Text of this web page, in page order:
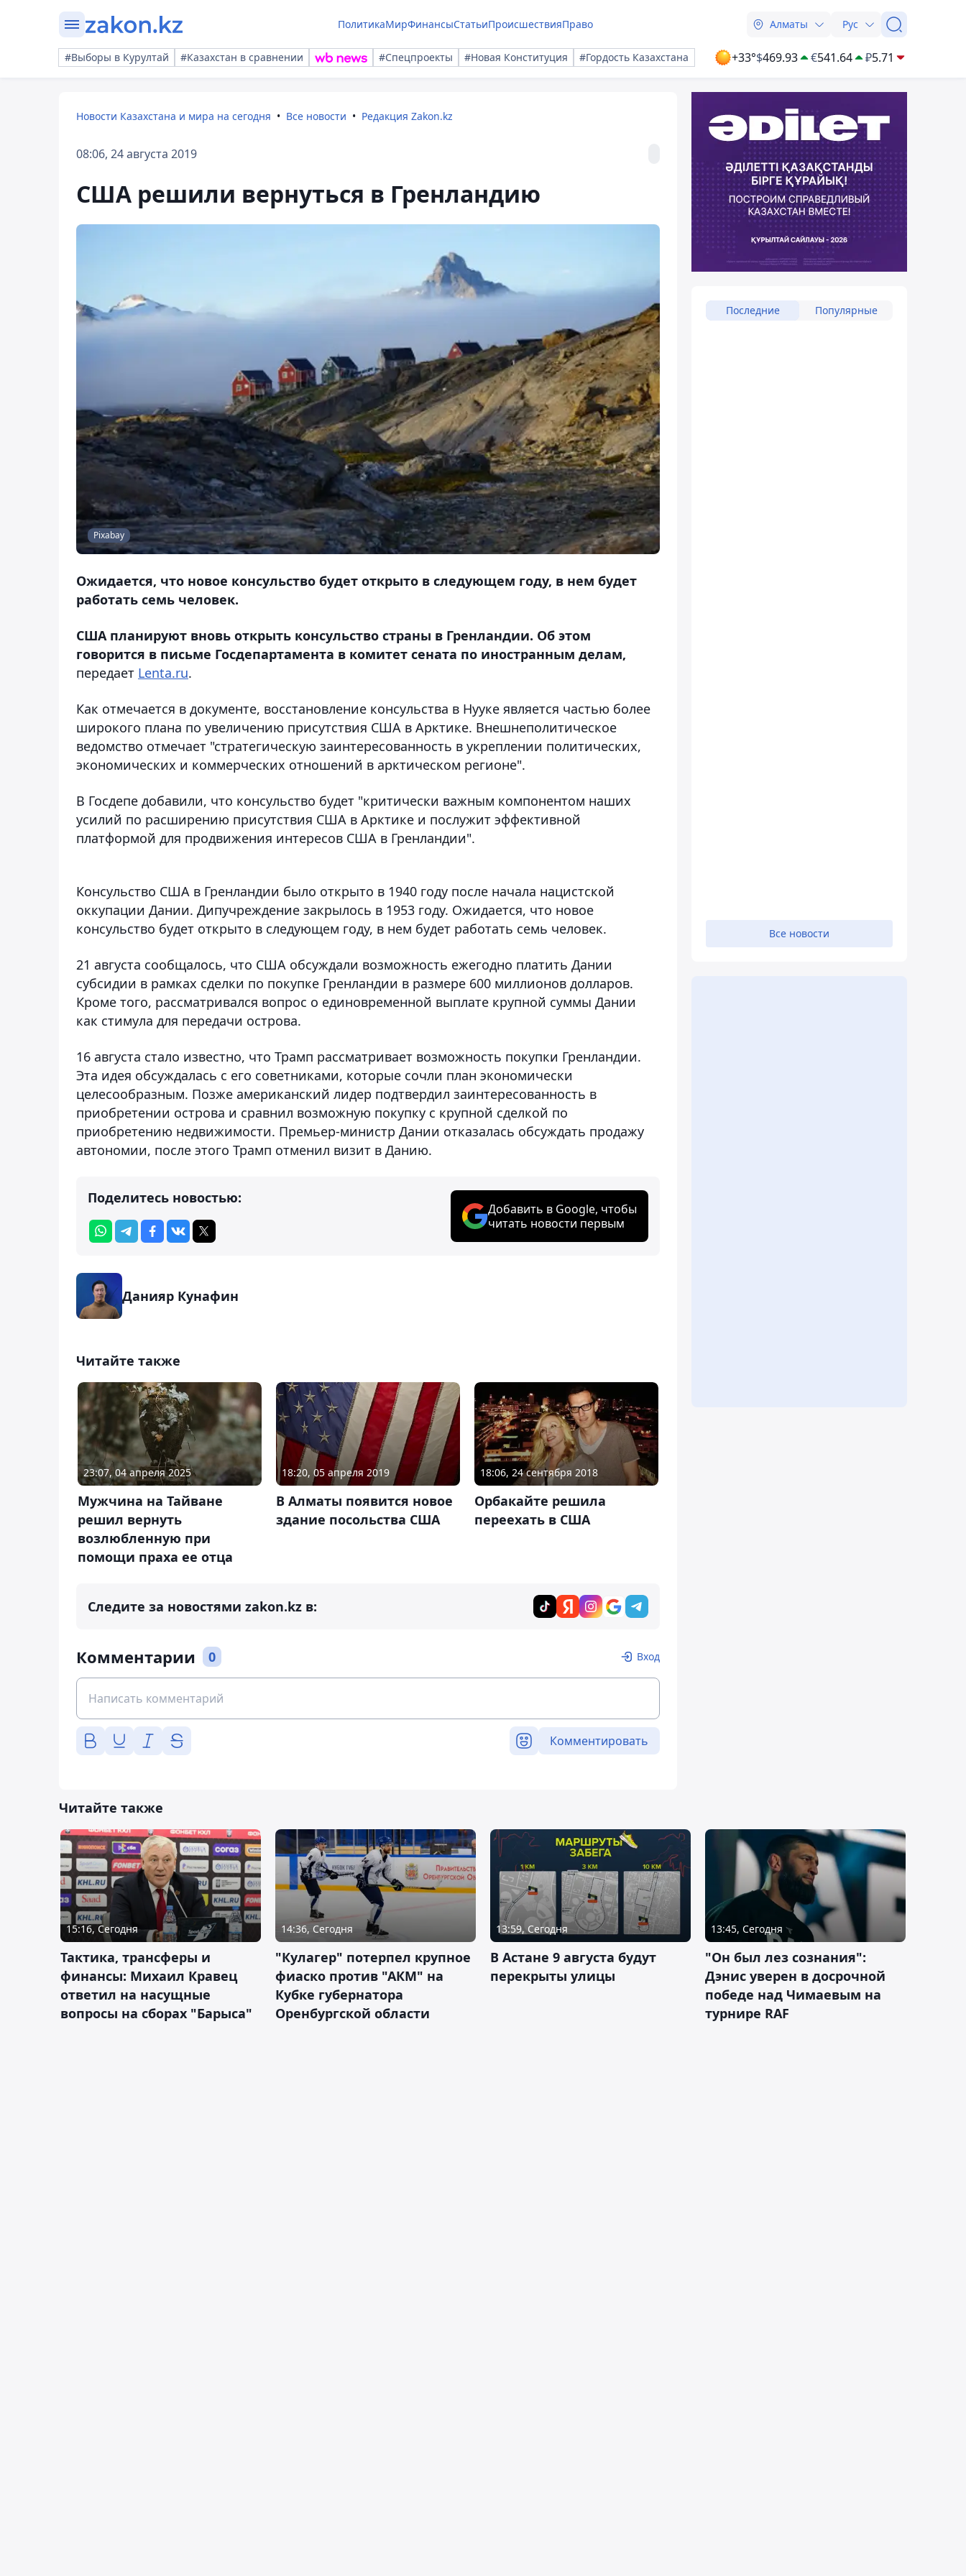
ПолитикаМирФинансыСтатьиПроисшествияПраво Алматы Рус
#Выборы в Курултай #Казахстан в сравнении #Спецпроекты #Новая Конституция #Гордость Казахстана +33°$469.93 €541.64 ₽5.71
Новости Казахстана и мира на сегодня Все новости Редакция Zakon.kz
08:06, 24 августа 2019
США решили вернуться в Гренландию
Pixabay
Ожидается, что новое консульство будет открыто в следующем году, в нем будет
работать семь человек.
США планируют вновь открыть консульство страны в Гренландии. Об этом
говорится в письме Госдепартамента в комитет сената по иностранным делам,
передает Lenta.ru.
Как отмечается в документе, восстановление консульства в Нууке является частью более
широкого плана по увеличению присутствия США в Арктике. Внешнеполитическое
ведомство отмечает "стратегическую заинтересованность в укреплении политических,
экономических и коммерческих отношений в арктическом регионе".
В Госдепе добавили, что консульство будет "критически важным компонентом наших
усилий по расширению присутствия США в Арктике и послужит эффективной
платформой для продвижения интересов США в Гренландии".
Консульство США в Гренландии было открыто в 1940 году после начала нацистской
оккупации Дании. Дипучреждение закрылось в 1953 году. Ожидается, что новое
консульство будет открыто в следующем году, в нем будет работать семь человек.
21 августа сообщалось, что США обсуждали возможность ежегодно платить Дании
субсидии в рамках сделки по покупке Гренландии в размере 600 миллионов долларов.
Кроме того, рассматривался вопрос о единовременной выплате крупной суммы Дании
как стимула для передачи острова.
16 августа стало известно, что Трамп рассматривает возможность покупки Гренландии.
Эта идея обсуждалась с его советниками, которые сочли план экономически
целесообразным. Позже американский лидер подтвердил заинтересованность в
приобретении острова и сравнил возможную покупку с крупной сделкой по
приобретению недвижимости. Премьер-министр Дании отказалась обсуждать продажу
автономии, после этого Трамп отменил визит в Данию.
Поделитесь новостью:
Добавить в Google, чтобы
читать новости первым
Данияр Кунафин
Читайте также
23:07, 04 апреля 2025
Мужчина на Тайване
решил вернуть
возлюбленную при
помощи праха ее отца
18:20, 05 апреля 2019
В Алматы появится новое
здание посольства США
18:06, 24 сентября 2018
Орбакайте решила
переехать в США
Следите за новостями zakon.kz в:
Комментарии 0 Вход
Комментировать
Последние Популярные
Все новости
Читайте также
15:16, Сегодня
Тактика, трансферы и
финансы: Михаил Кравец
ответил на насущные
вопросы на сборах "Барыса"
14:36, Сегодня
"Кулагер" потерпел крупное
фиаско против "АКМ" на
Кубке губернатора
Оренбургской области
13:59, Сегодня
В Астане 9 августа будут
перекрыты улицы
13:45, Сегодня
"Он был лез сознания":
Дэнис уверен в досрочной
победе над Чимаевым на
турнире RAF